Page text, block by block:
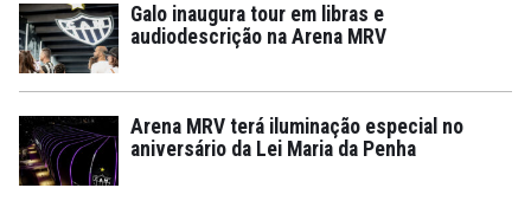
Galo inaugura tour em libras e
audiodescrição na Arena MRV
Arena MRV terá iluminação especial no
aniversário da Lei Maria da Penha